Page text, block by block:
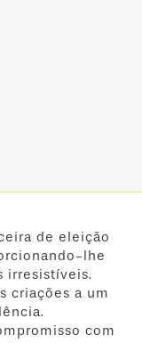
de eleição
lhe
irresistíveis.
criações a um
com